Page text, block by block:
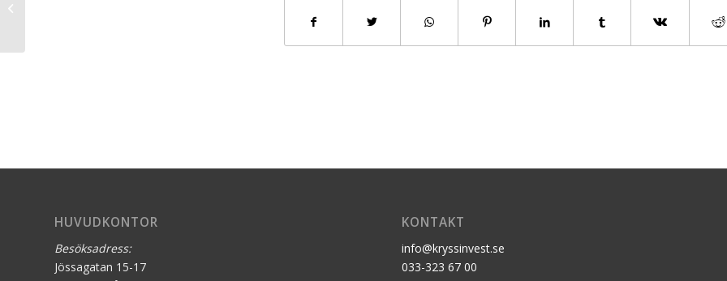
HUVUDKONTOR
Besöksadress:
Jössagatan 15-17
KONTAKT
info@kryssinvest.se
033-323 67 00